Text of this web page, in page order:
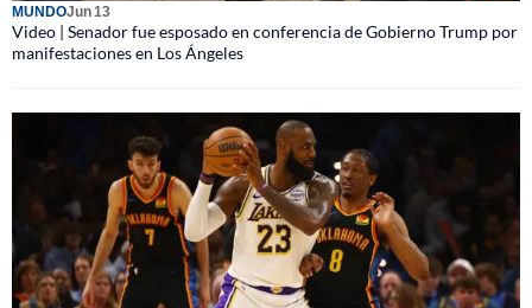
MUNDOJun 13
Video | Senador fue esposado en conferencia de Gobierno Trump por
manifestaciones en Los Ángeles